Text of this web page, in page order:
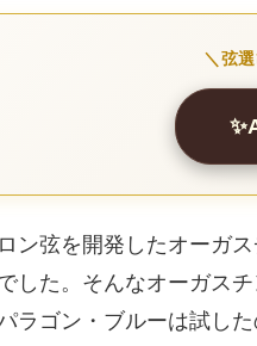
＼弦
ン弦を開発したオーガ
した。そんなオーガス
ラゴン・ブルーは試し